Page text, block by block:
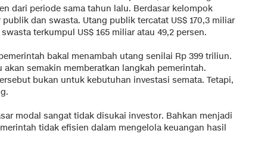
dari periode sama tahun lalu. Berdasar kelompok
dan swasta. Utang publik tercatat US$ 170,3 miliar
terkumpul US$ 165 miliar atau 49,2 persen.
bakal menambah utang senilai Rp 399 triliun.
semakin memberatkan langkah pemerintah.
bukan untuk kebutuhan investasi semata. Tetapi,
modal sangat tidak disukai investor. Bahkan menjadi
tidak efisien dalam mengelola keuangan hasil